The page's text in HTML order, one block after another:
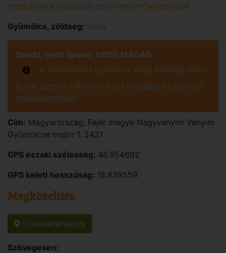
https://www.facebook.com/VenyimGyumolcse#
Gyümölcs, zöldség: Alma
Szedd, vedd típusa: VEDD MAGAD
A termesztett gyümölcs vagy zöldség előre
le van szedve raktárról kerül kiadásra és azonnal
megvásárolható.
Cím: Magyarország , Fejér megye Nagyvenyim Venyim
Gyümölcse major 1. 2421
GPS északi szélesség: 46.954692
GPS keleti hosszúság: 18.838559
Megközelítés
Útvonaltervezés
Szövegesen: